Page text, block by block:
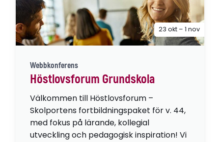
Webbkonferens
Höstlovsforum Grundskola
Välkommen till Höstlovsforum –
Skolportens fortbildningspaket för v. 44,
med fokus på lärande, kollegial
utveckling och pedagogisk inspiration! Vi
23 okt – 1 nov